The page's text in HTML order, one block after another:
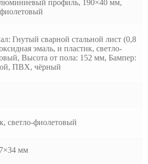
профиль, 190×40 мм,
Гнутый сварной стальной лист (0,8
эмаль, и пластик, светло-
Высота от пола: 152 мм, Бампер:
ПВХ, чёрный
светло-фиолетовый
мм